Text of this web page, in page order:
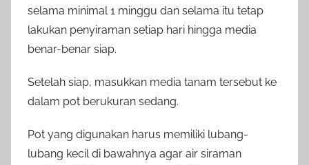
selama minimal 1 minggu dan selama itu tetap
lakukan penyiraman setiap hari hingga media
benar-benar siap.
Setelah siap, masukkan media tanam tersebut ke
dalam pot berukuran sedang.
Pot yang digunakan harus memiliki lubang-
lubang kecil di bawahnya agar air siraman